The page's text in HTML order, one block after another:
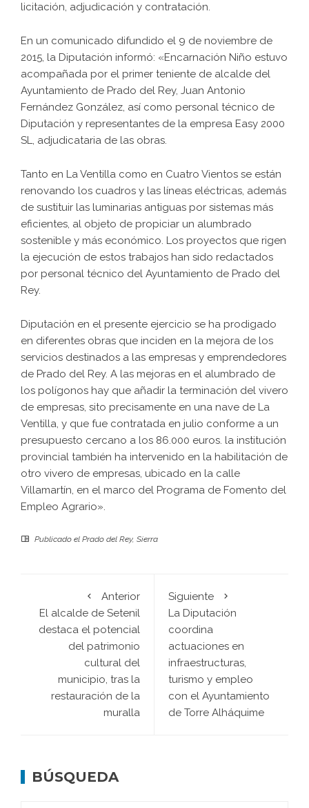
licitación, adjudicación y contratación.
En un comunicado difundido el 9 de noviembre de
2015, la Diputación informó: «Encarnación Niño estuvo
acompañada por el primer teniente de alcalde del
Ayuntamiento de Prado del Rey, Juan Antonio
Fernández González, así como personal técnico de
Diputación y representantes de la empresa Easy 2000
SL, adjudicataria de las obras.
Tanto en La Ventilla como en Cuatro Vientos se están
renovando los cuadros y las líneas eléctricas, además
de sustituir las luminarias antiguas por sistemas más
eficientes, al objeto de propiciar un alumbrado
sostenible y más económico. Los proyectos que rigen
la ejecución de estos trabajos han sido redactados
por personal técnico del Ayuntamiento de Prado del
Rey.
Diputación en el presente ejercicio se ha prodigado
en diferentes obras que inciden en la mejora de los
servicios destinados a las empresas y emprendedores
de Prado del Rey. A las mejoras en el alumbrado de
los polígonos hay que añadir la terminación del vivero
de empresas, sito precisamente en una nave de La
Ventilla, y que fue contratada en julio conforme a un
presupuesto cercano a los 86.000 euros. la institución
provincial también ha intervenido en la habilitación de
otro vivero de empresas, ubicado en la calle
Villamartín, en el marco del Programa de Fomento del
Empleo Agrario».
Publicado el Prado del Rey, Sierra
Anterior
El alcalde de Setenil
destaca el potencial
del patrimonio
cultural del
municipio, tras la
restauración de la
muralla
Siguiente
La Diputación
coordina
actuaciones en
infraestructuras,
turismo y empleo
con el Ayuntamiento
de Torre Alháquime
BÚSQUEDA